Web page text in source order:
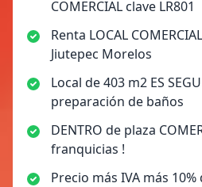
COMERCIAL clave LR801
Renta LOCAL
Jiutepec Morelos
Local de 403 m2 ES
preparación de baños
DENTRO de plaza
franquicias !
Precio más IVA más